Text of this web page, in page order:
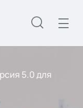
5.0 для